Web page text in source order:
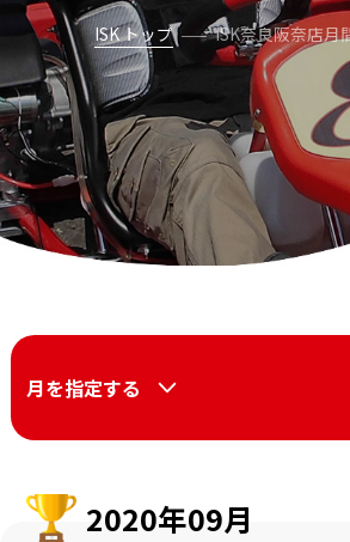
ISK トップ ISK奈良阪奈店月
月を指定する
2020年09月